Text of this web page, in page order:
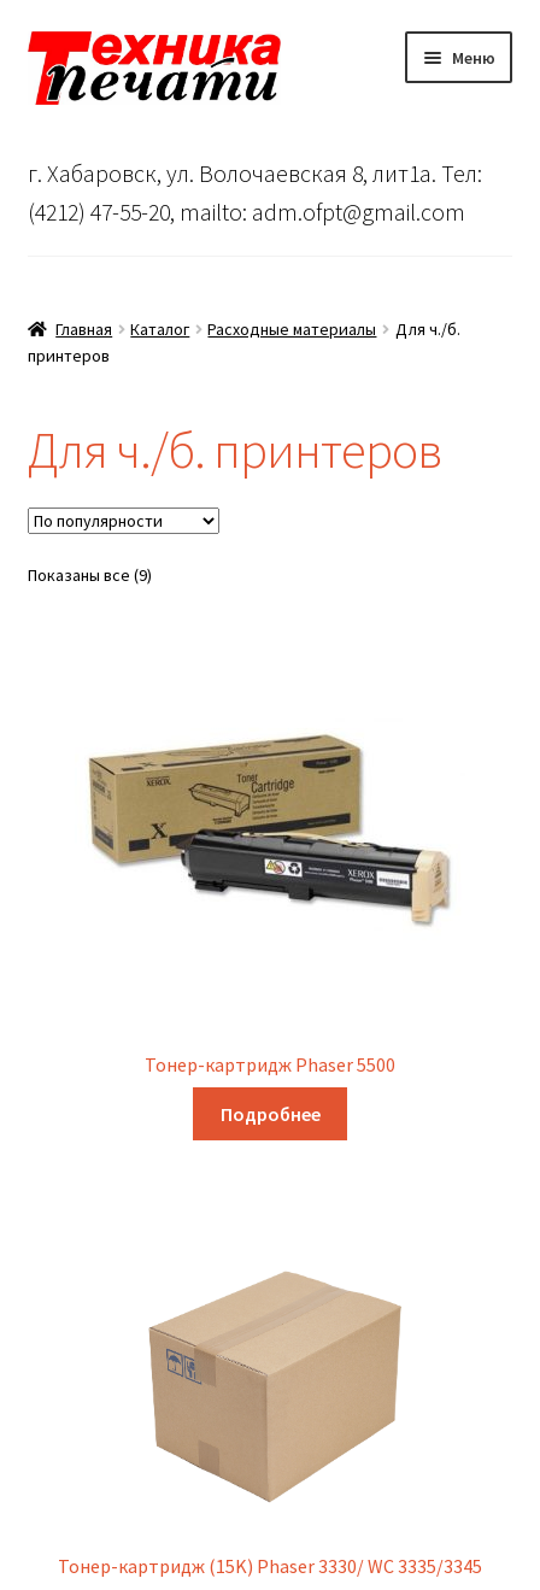
Перейти
навигации
Перейти
содержимому
Меню
Сервисный центр
…
г. Хабаровск, ул. Волочаевская 8, лит1а. Тел:
(4212) 47-55-20, mailto: adm.ofpt@gmail.com
Главная Каталог Расходные материалы
Для ч./б.
принтеров
Для ч./б. принтеров
Показаны все (9)Сортировка:
Тонер-картридж Phaser 5500
Подробнее
Тонер-картридж (15K) Phaser 3330/ WC 3335/3345